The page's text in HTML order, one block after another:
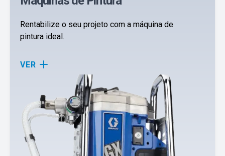
Rentabilize o seu projeto com a máquina de
pintura ideal.
VER